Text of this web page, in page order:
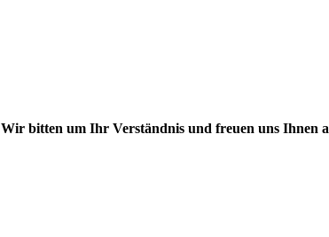
Wir bitten um Ihr Verständnis und freuen uns Ihnen